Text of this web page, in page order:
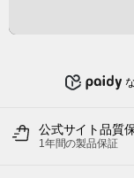
公式サイト品質
1年間の製品保証